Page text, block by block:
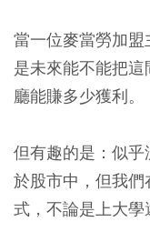
當一位麥當勞加
是未來能不能把
廳能賺多少獲利。
但有趣的是：似
於股市中，但我
式，不論是上大學